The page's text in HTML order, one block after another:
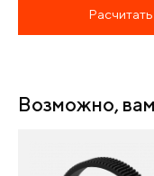
Возможно,